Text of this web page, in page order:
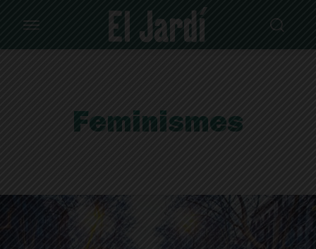
Feminismes